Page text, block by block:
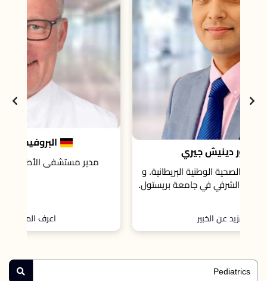
البروفيسور راينر جانشو
مدير مستشفى الأطفال بجامعة بون، ألمانيا